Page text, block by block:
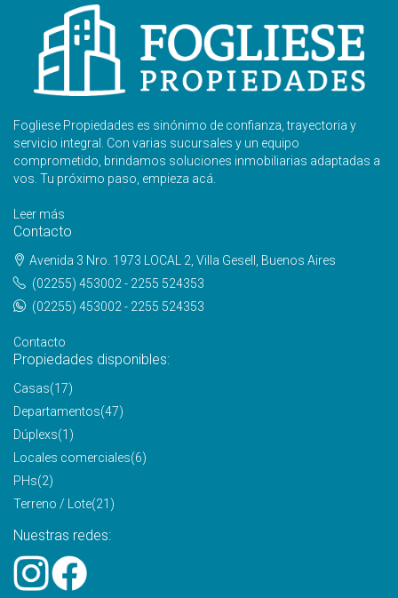
Fogliese Propiedades es sinónimo de confianza, trayectoria y
servicio integral. Con varias sucursales y un equipo
comprometido, brindamos soluciones inmobiliarias adaptadas a
vos. Tu próximo paso, empieza acá.
Leer más
Contacto
Avenida 3 Nro. 1973 LOCAL 2, Villa Gesell, Buenos Aires
(02255) 453002 - 2255 524353
(02255) 453002 - 2255 524353
Contacto
Propiedades disponibles:
Casas(17)
Departamentos(47)
Dúplexs(1)
Locales comerciales(6)
PHs(2)
Terreno / Lote(21)
Nuestras redes: